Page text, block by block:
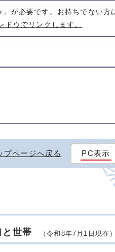
が必要です。お持ちでない方
ウでリンクします。
プページへ戻る PC表示
と世帯 （令和8年7月1日現在）